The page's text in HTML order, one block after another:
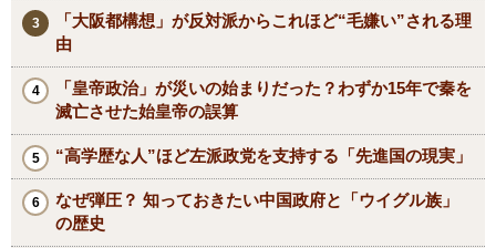
「大阪都構想」が反対派からこれほど“毛嫌い”される理
由
「皇帝政治」が災いの始まりだった？わずか15年で秦を
滅亡させた始皇帝の誤算
“高学歴な人”ほど左派政党を支持する「先進国の現実」
なぜ弾圧？ 知っておきたい中国政府と「ウイグル族」
の歴史